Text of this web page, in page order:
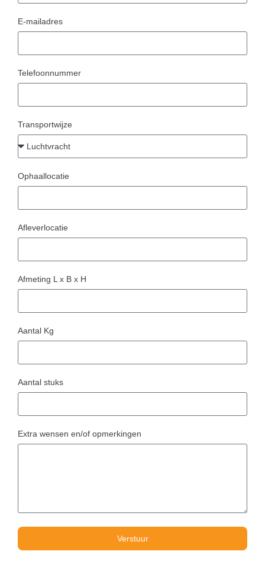
E-mailadres
Telefoonnummer
Transportwijze
Ophaallocatie
Afleverlocatie
Afmeting L x B x H
Aantal Kg
Aantal stuks
Extra wensen en/of opmerkingen
Verstuur